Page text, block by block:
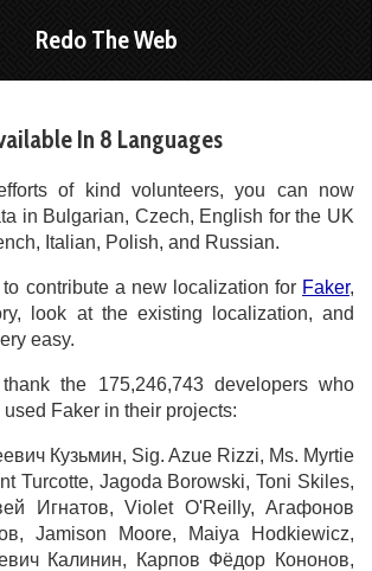
Redo The Web
In 8 Languages
of kind volunteers, you can now
in Bulgarian, Czech, English for the UK
Italian, Polish, and Russian.
contribute a new localization for Faker,
look at the existing localization, and
easy.
the 175,246,743 developers who
Faker in their projects:
Кузьмин, Sig. Azue Rizzi, Ms. Myrtie
Turcotte, Jagoda Borowski, Toni Skiles,
Игнатов, Violet O'Reilly, Агафонов
Jamison Moore, Maiya Hodkiewicz,
Калинин, Карпов Фёдор Кононов,